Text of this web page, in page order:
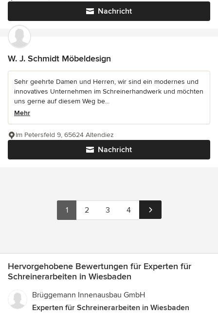
Nachricht
W. J. Schmidt Möbeldesign
Sehr geehrte Damen und Herren, wir sind ein modernes und
innovatives Unternehmen im Schreinerhandwerk und möchten
uns gerne auf diesem Weg be...
Mehr
Nachricht
Im Petersfeld 9, 65624 Altendiez
1 2 3 4
Hervorgehobene Bewertungen für Experten für
Schreinerarbeiten in Wiesbaden
Brüggemann Innenausbau GmbH
Experten für Schreinerarbeiten in Wiesbaden